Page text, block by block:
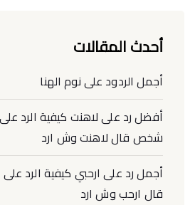
أحدث المقالات
أجمل الردود على نوم الهنا
أفضل رد على لاهنت كيفية الرد
شخص قال لاهنت وش ارد
أجمل رد على ارحبي كيفية الرد
قال ارحب وش ارد